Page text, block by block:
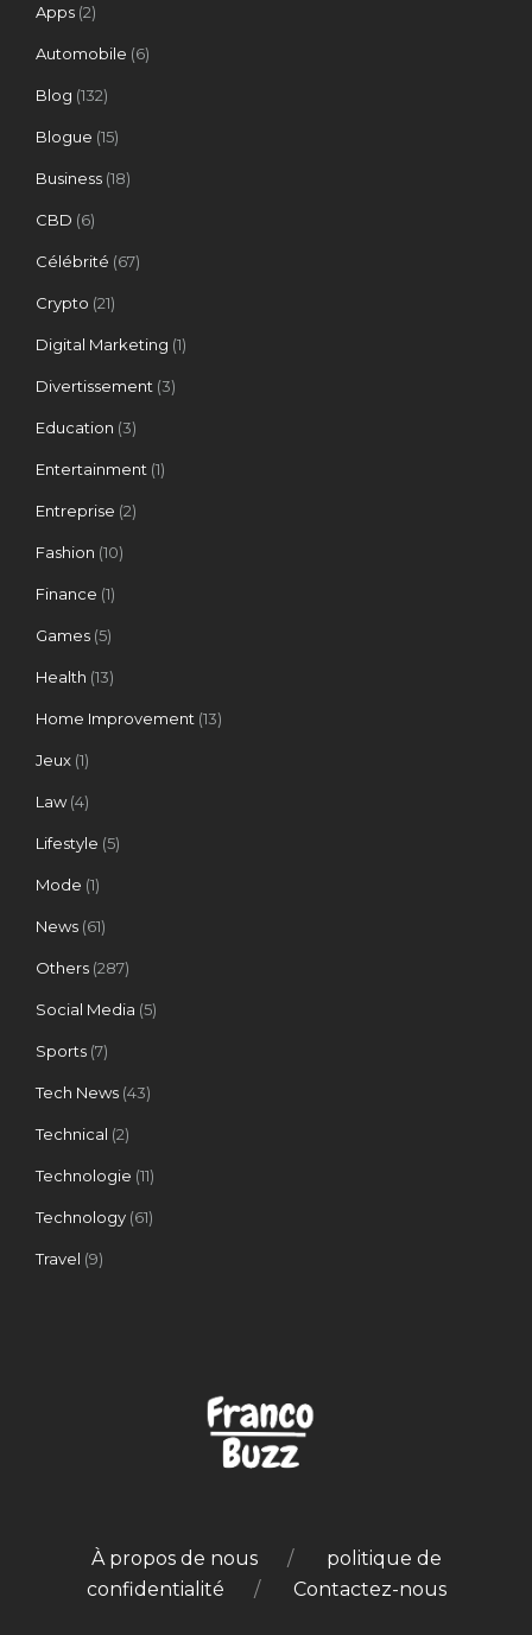
Apps (2)
Automobile (6)
Blog (132)
Blogue (15)
Business (18)
CBD (6)
Célébrité (67)
Crypto (21)
Digital Marketing (1)
Divertissement (3)
Education (3)
Entertainment (1)
Entreprise (2)
Fashion (10)
Finance (1)
Games (5)
Health (13)
Home Improvement (13)
Jeux (1)
Law(4)
Lifestyle (5)
Mode (1)
News (61)
Others (287)
Social Media (5)
Sports (7)
Tech News (43)
Technical (2)
Technologie (11)
Technology (61)
Travel (9)
À propos de nous
politique de
confidentialité
Contactez-nous